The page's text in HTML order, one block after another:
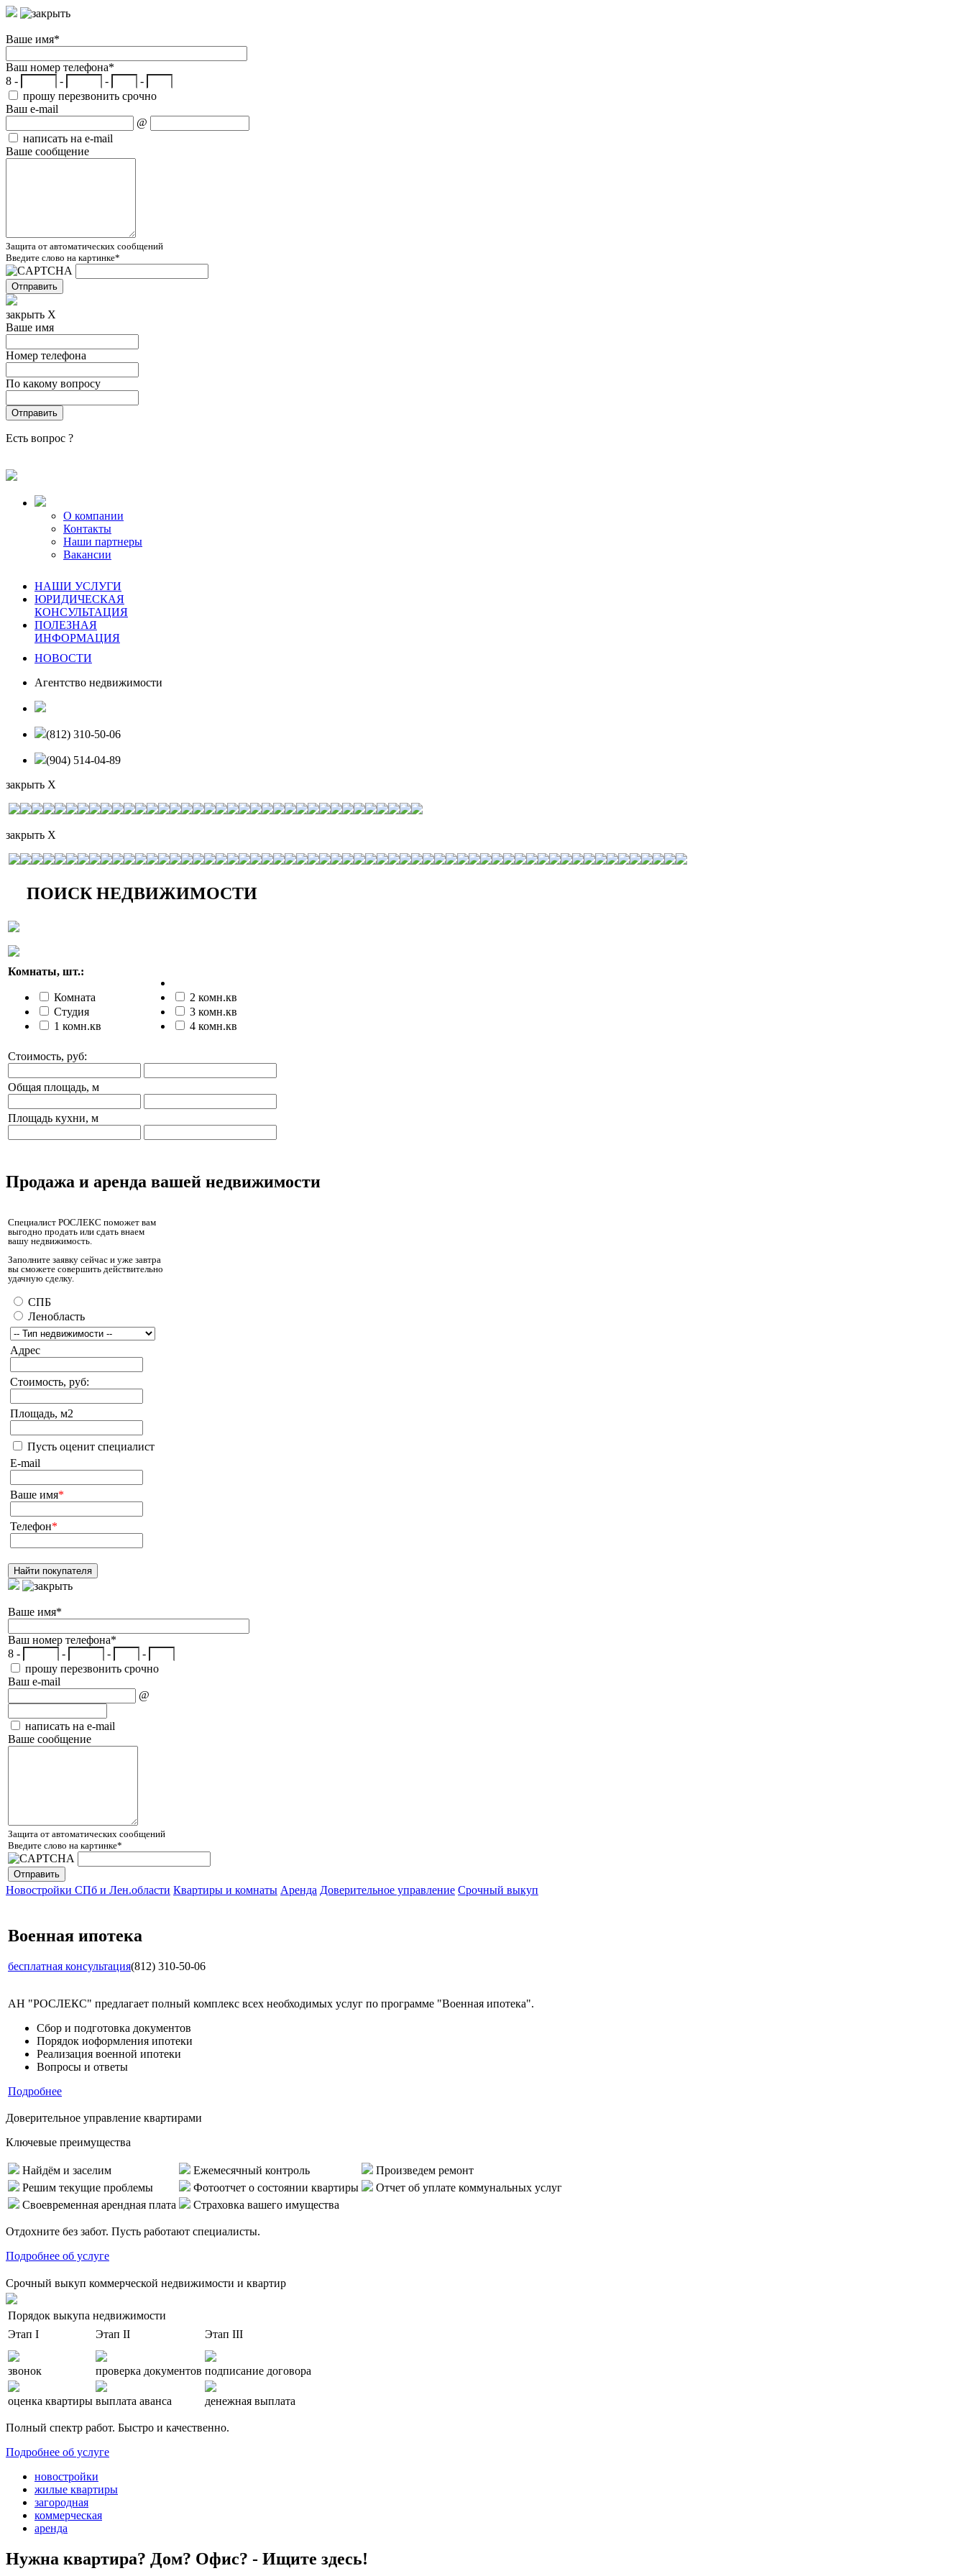
Ваше имя*
Ваш номер телефона*
8 -
- -
-
прошу перезвонить срочно
Ваш e-mail
@
написать на e-mail
Ваше сообщение
Защита от автоматических сообщений
Введите слово на картинке*
закрыть X
Ваше имя
Номер телефона
По какому вопросу
Есть вопрос ?
О компании
Контакты
Наши партнеры
Вакансии
НАШИ УСЛУГИ
ЮРИДИЧЕСКАЯ
КОНСУЛЬТАЦИЯ
ПОЛЕЗНАЯ
ИНФОРМАЦИЯ
НОВОСТИ
Агентство недвижимости
(812) 310-50-06
(904) 514-04-89
закрыть X
закрыть X
ПОИСК НЕДВИЖИМОСТИ
Комнаты, шт.:
Комната
Студия
1 комн.кв
2 комн.кв
3 комн.кв
4 комн.кв
Стоимость, руб:
Общая площадь, м
Площадь кухни, м
Продажа и аренда вашей недвижимости
Специалист РОСЛЕКС поможет вам
выгодно продать или сдать внаем
вашу недвижимость.
Заполните заявку сейчас и уже завтра
вы сможете совершить действительно
удачную сделку.
СПБ
Ленобласть
Адрес
Стоимость, руб:
Площадь, м2
Пусть оценит специалист
E-mail
Ваше имя*
Телефон*
Ваше имя*
Ваш номер телефона*
8 -
- -
-
прошу перезвонить срочно
Ваш e-mail
@
написать на e-mail
Ваше сообщение
Защита от автоматических сообщений
Введите слово на картинке*
Новостройки СПб и Лен.области Квартиры и комнаты Аренда Доверительное управление Срочный выкуп
Военная ипотека
бесплатная консультация(812) 310-50-06
АН "РОСЛЕКС" предлагает полный комплекс всех необходимых услуг по программе "Военная ипотека".
Сбор и подготовка документов
Порядок иоформления ипотеки
Реализация военной ипотеки
Вопросы и ответы
Подробнее
Доверительное управление квартирами
Ключевые преимущества
Найдём и заселим Ежемесячный контроль
Произведем ремонт
Решим текущие проблемы
Фотоотчет о состоянии квартиры
Отчет об уплате коммунальных услуг
Своевременная арендная плата
Страховка вашего имущества
Отдохните без забот. Пусть работают специалисты.
Подробнее об услуге
Срочный выкуп коммерческой недвижимости и квартир
Порядок выкупа недвижимости
Этап I
Этап II Этап III
звонок проверка документов подписание договора
оценка квартиры выплата аванса денежная выплата
Полный спектр работ. Быстро и качественно.
Подробнее об услуге
новостройки
жилые квартиры
загородная
коммерческая
аренда
Нужна квартира? Дом? Офис? - Ищите здесь!